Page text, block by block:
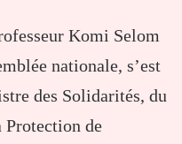
Komi Selom
nationale, s’est
des Solidarités, du
Protection de